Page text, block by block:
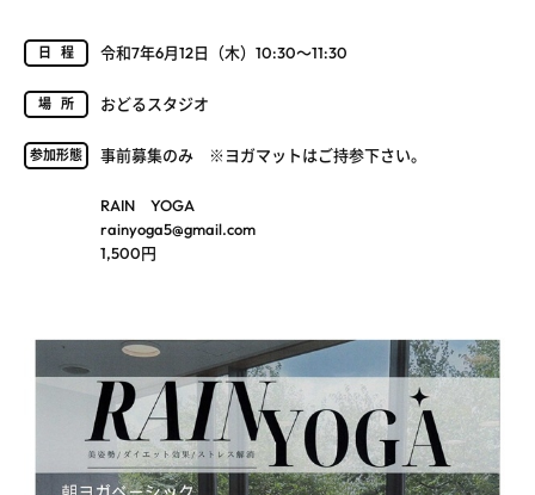
日程 令和7年6月12日（木）10:30～11:30
場所 おどるスタジオ
参加形態 事前募集のみ ※ヨガマットはご持参下さい。
RAIN YOGA
rainyoga5@gmail.com
1,500円